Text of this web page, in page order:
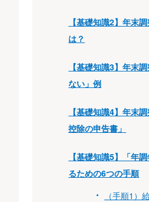
【基礎知識2】年末
は？
【基礎知識3】年末
ない」例
【基礎知識4】年末
控除の申告書」
【基礎知識5】「年
るための6つの手順
（手順1）